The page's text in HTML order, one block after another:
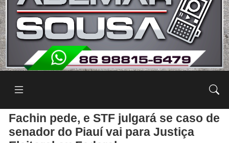
Fachin pede, e STF julgará se caso de
senador do Piauí vai para Justiça